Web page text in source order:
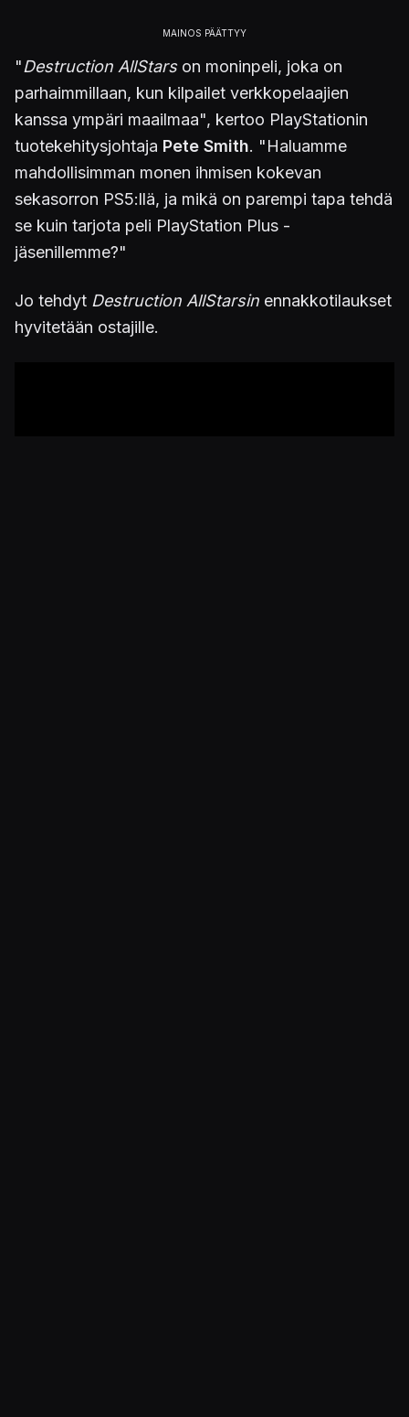
"Destruction AllStarson moninpeli, joka on
parhaimmillaan, kun kilpailet verkkopelaajien
kanssa ympäri maailmaa", kertoo PlayStationin
tuotekehitysjohtaja Pete Smith. "Haluamme
mahdollisimman monen ihmisen kokevan
sekasorron PS5:llä, ja mikä on parempi tapa tehdä
se kuin tarjota peli PlayStation Plus -
jäsenillemme?"
Jo tehdyt Destruction AllStarsin ennakkotilaukset
hyvitetään ostajille.